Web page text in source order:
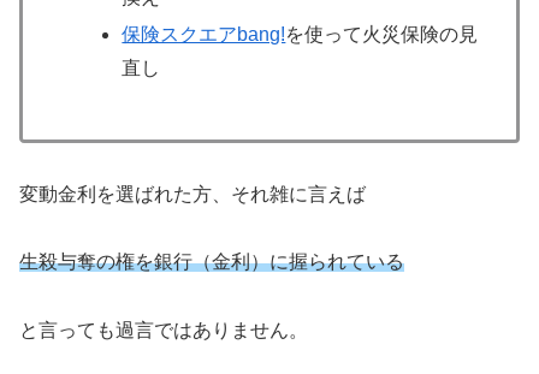
保険スクエアbang!を使って火災保険の見
直し
変動金利を選ばれた方、それ雑に言えば
生殺与奪の権を銀行（金利）に握られている
と言っても過言ではありません。